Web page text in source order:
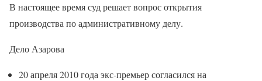
В настоящее время суд решает вопрос открытия
производства по административному делу.
Дело Азарова
20 апреля 2010 года экс-премьер согласился на